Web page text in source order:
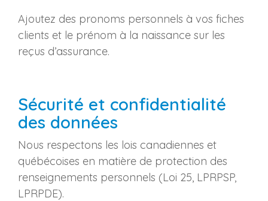
Ajoutez des pronoms personnels à vos fiches
clients et le prénom à la naissance sur les
reçus d’assurance.
Sécurité et confidentialité
des données
Nous respectons les lois canadiennes et
québécoises en matière de protection des
renseignements personnels (Loi 25, LPRPSP,
LPRPDE).